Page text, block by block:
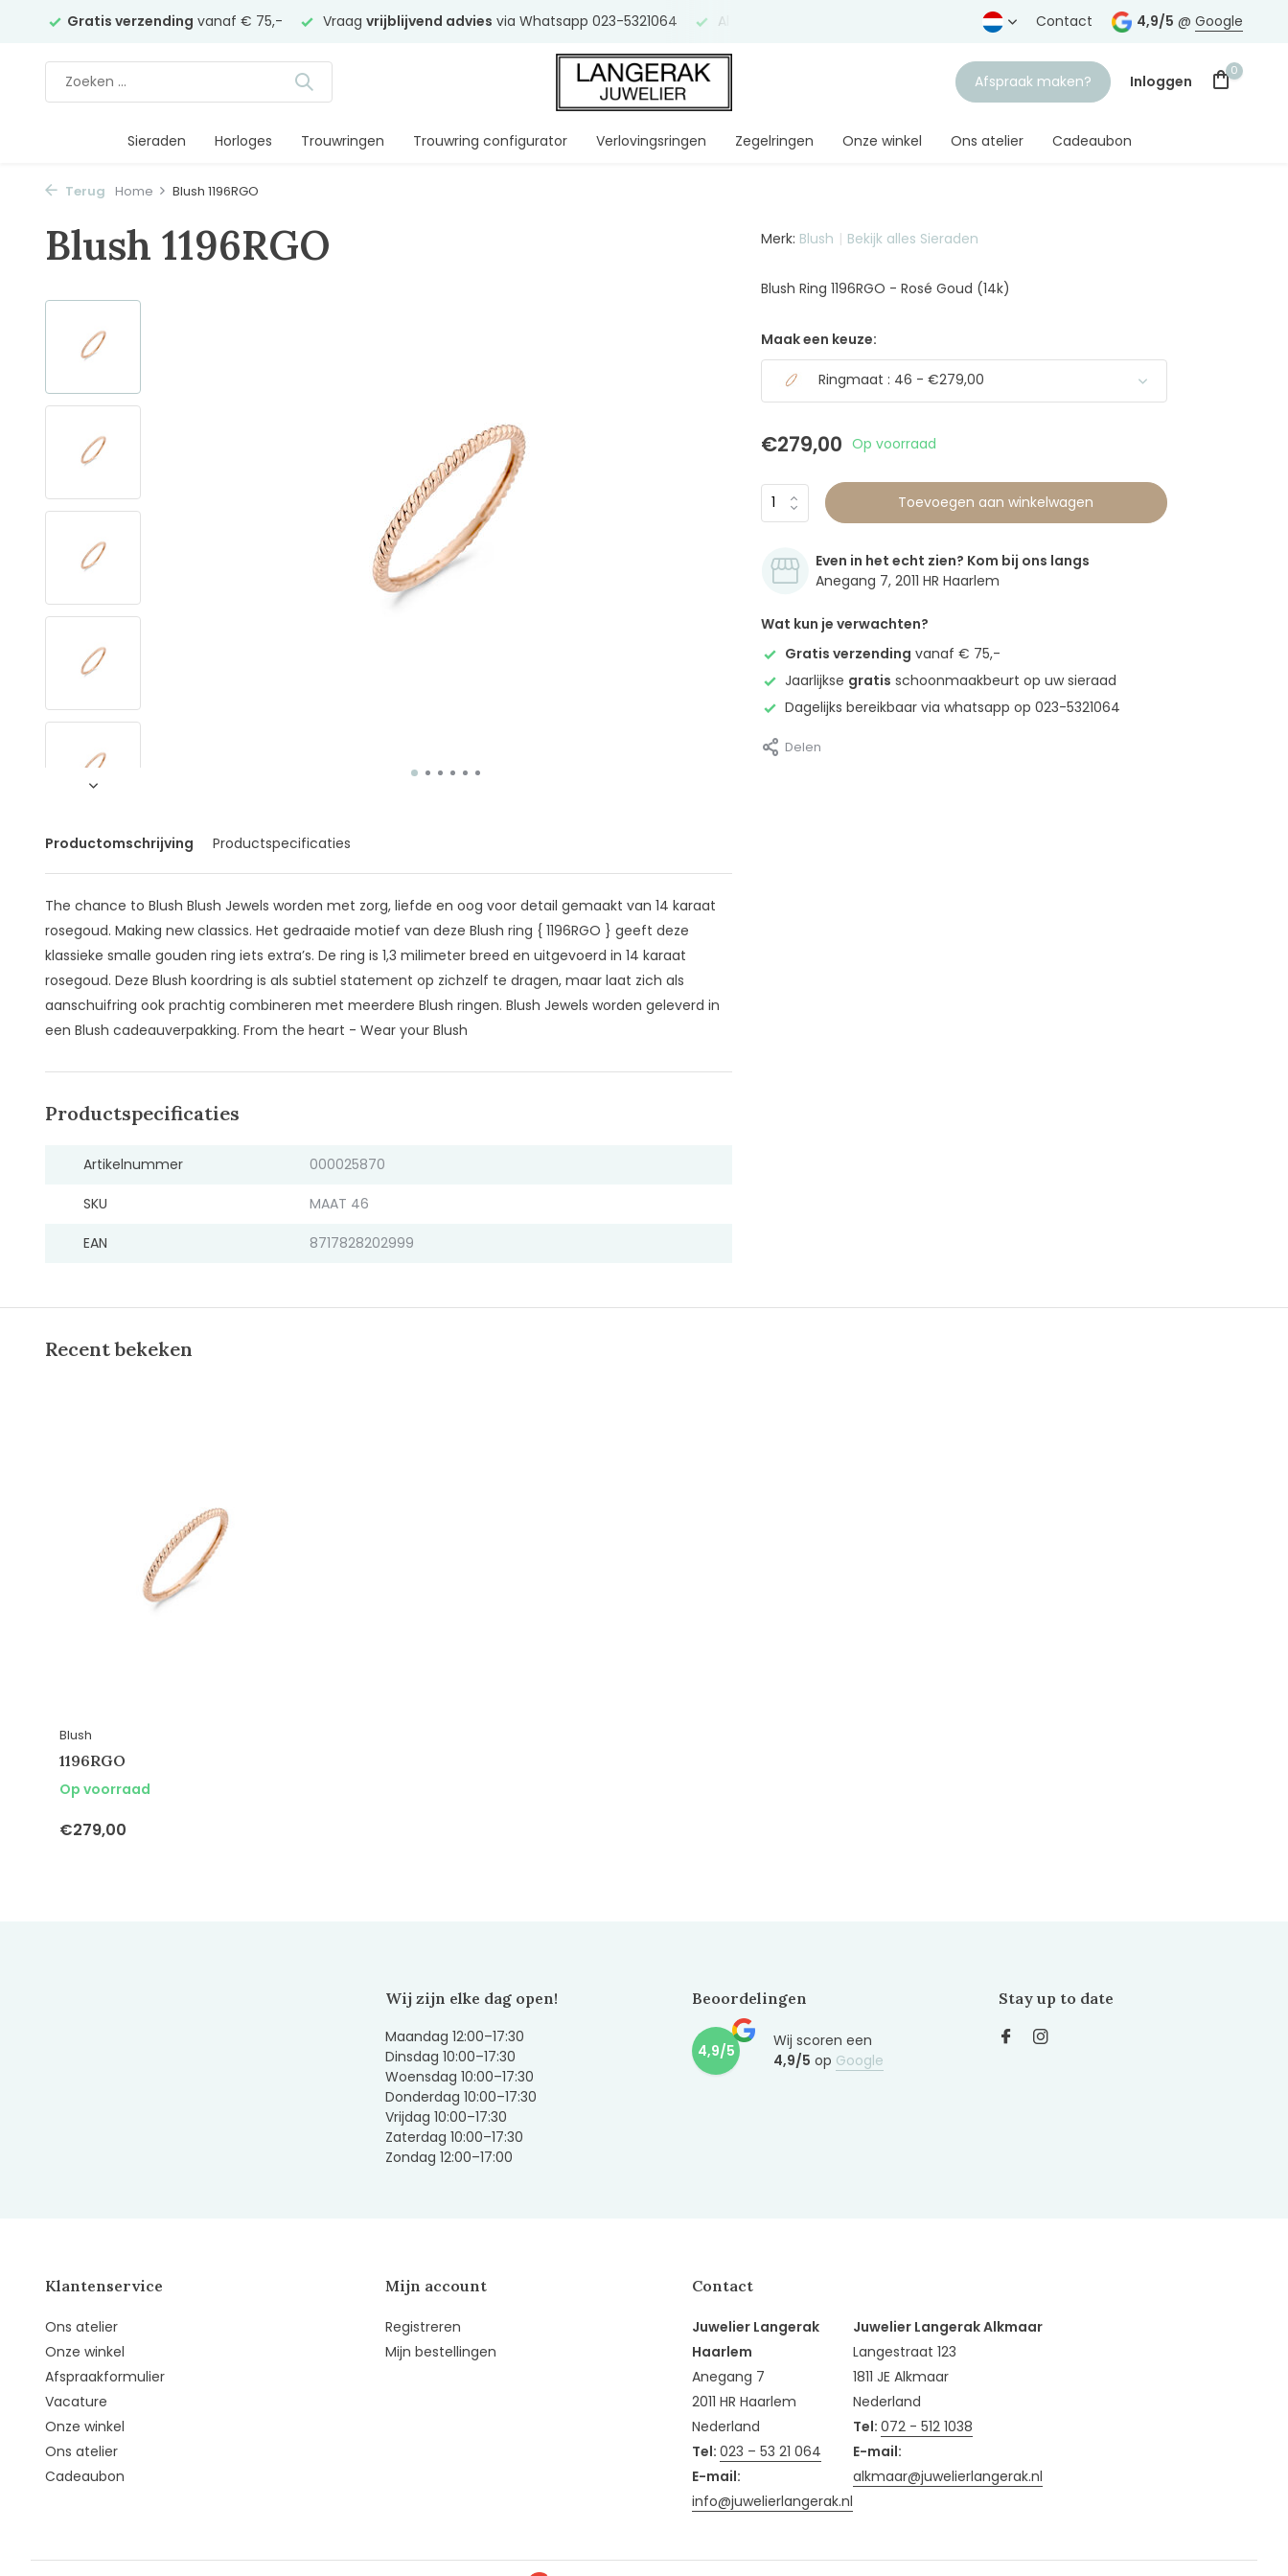
Gratis verzending vanaf € 75,- Vraag vrijblijvend advies via Whatsapp 023-5321064 Al Gratis verzending vanaf € 75,-
Contact 4,9/5 @ Google
Afspraak maken? Inloggen
0
Sieraden Horloges Trouwringen Trouwring configurator Verlovingsringen Zegelringen Onze winkel Ons atelier Cadeaubon
Terug Home Blush 1196RGO
Blush 1196RGO
Productomschrijving Productspecificaties
The chance to Blush Blush Jewels worden met zorg, liefde en oog voor detail gemaakt van 14 karaat
rosegoud. Making new classics. Het gedraaide motief van deze Blush ring { 1196RGO } geeft deze
klassieke smalle gouden ring iets extra’s. De ring is 1,3 milimeter breed en uitgevoerd in 14 karaat
rosegoud. Deze Blush koordring is als subtiel statement op zichzelf te dragen, maar laat zich als
aanschuifring ook prachtig combineren met meerdere Blush ringen. Blush Jewels worden geleverd in
een Blush cadeauverpakking. From the heart - Wear your Blush
Productspecificaties
Artikelnummer 000025870
SKU MAAT 46
EAN 8717828202999
Merk: Blush Bekijk alles Sieraden
Blush Ring 1196RGO - Rosé Goud (14k)
Maak een keuze:
Ringmaat : 46 - €279,00
€279,00 Op voorraad
Toevoegen aan winkelwagen
Even in het echt zien? Kom bij ons langs
Anegang 7, 2011 HR Haarlem
Wat kun je verwachten?
Gratis verzending vanaf € 75,-
Jaarlijkse gratis schoonmaakbeurt op uw sieraad
Dagelijks bereikbaar via whatsapp op 023-5321064
Delen
Recent bekeken
Blush
1196RGO
Op voorraad
€279,00
Wij zijn elke dag open!
Maandag 12:00–17:30
Dinsdag 10:00–17:30
Woensdag 10:00–17:30
Donderdag 10:00–17:30
Vrijdag 10:00–17:30
Zaterdag 10:00–17:30
Zondag 12:00–17:00
Beoordelingen
4,9/5
Wij scoren een
4,9/5 op Google
Stay up to date
Klantenservice
Ons atelier
Onze winkel
Afspraakformulier
Vacature
Onze winkel
Ons atelier
Cadeaubon
Mijn account
Registreren
Mijn bestellingen
Contact
Juwelier Langerak
Haarlem
Anegang 7
2011 HR Haarlem
Nederland
Tel: 023 – 53 21 064
E-mail:
info@juwelierlangerak.nl
Juwelier Langerak Alkmaar
Langestraat 123
1811 JE Alkmaar
Nederland
Tel: 072 - 512 1038
E-mail:
alkmaar@juwelierlangerak.nl